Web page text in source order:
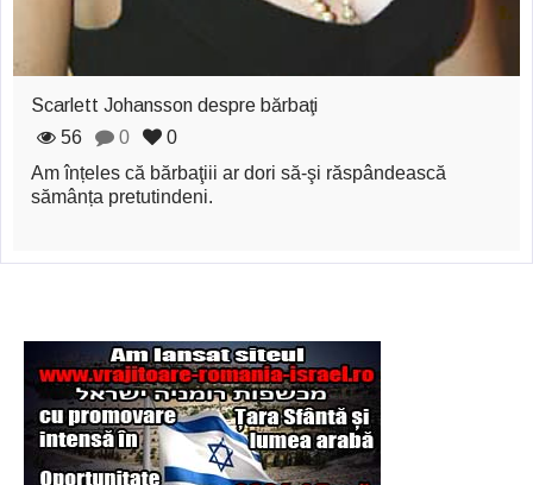
Şi-a vândut soţia
magie neagră
Scarlett Johansson despre bărbaţi
56
0
0
Am înțeles că bărbaţiii ar dori să-şi răspândească
sămânța pretutindeni.